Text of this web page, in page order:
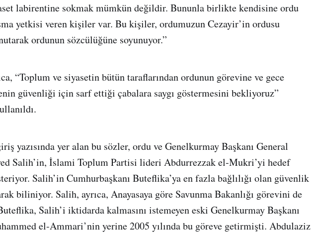
labirentine sokmak mümkün değildir. Bununla birlikte kendisine ordu
yetkisi veren kişiler var. Bu kişiler, ordumuzun Cezayir’in ordusu
ordunun sözcülüğüne soyunuyor.”
“Toplum ve siyasetin bütün taraflarından ordunun görevine ve gece
güvenliği için sarf ettiği çabalara saygı göstermesini bekliyoruz”
yazısında yer alan bu sözler, ordu ve Genelkurmay Başkanı General
Salih’in, İslami Toplum Partisi lideri Abdurrezzak el-Mukri’yi hedef
Salih’in Cumhurbaşkanı Buteflika’ya en fazla bağlılığı olan güvenlik
biliniyor. Salih, ayrıca, Anayasaya göre Savunma Bakanlığı görevini de
Salih’i iktidarda kalmasını istemeyen eski Genelkurmay Başkanı
el-Ammari’nin yerine 2005 yılında bu göreve getirmişti. Abdulaziz